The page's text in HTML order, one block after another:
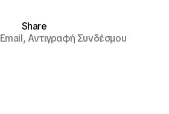
Share
Email,Αντιγραφή Συνδέσμου